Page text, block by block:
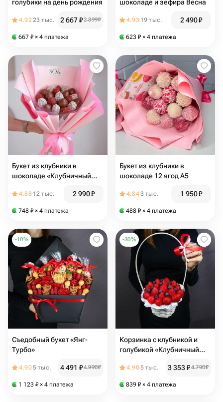
голубики на день рождения
4.9223 тыс. 2 667₽2 899₽
667 ₽ × 4 платежа
шоколаде и зефира Весна
4.93 19 тыс. 2 490₽
623 ₽ × 4 платежа
Букет из клубники в
шоколаде «Клубничный
4.88 12 тыс. 2 990₽
748 ₽ × 4 платежа
Букет из клубники в
шоколаде 12 ягод А5
4.843 тыс. 1 950₽
488 ₽ × 4 платежа
-10%
Съедобный букет «Янг-
Турбо»
4.905 тыс. 4 491 ₽4 990₽
1 123 ₽ × 4 платежа
-30%
Корзинка с клубникой и
голубикой «Клубничный
4.905 тыс. 3 353₽4 790₽
839 ₽ × 4 платежа